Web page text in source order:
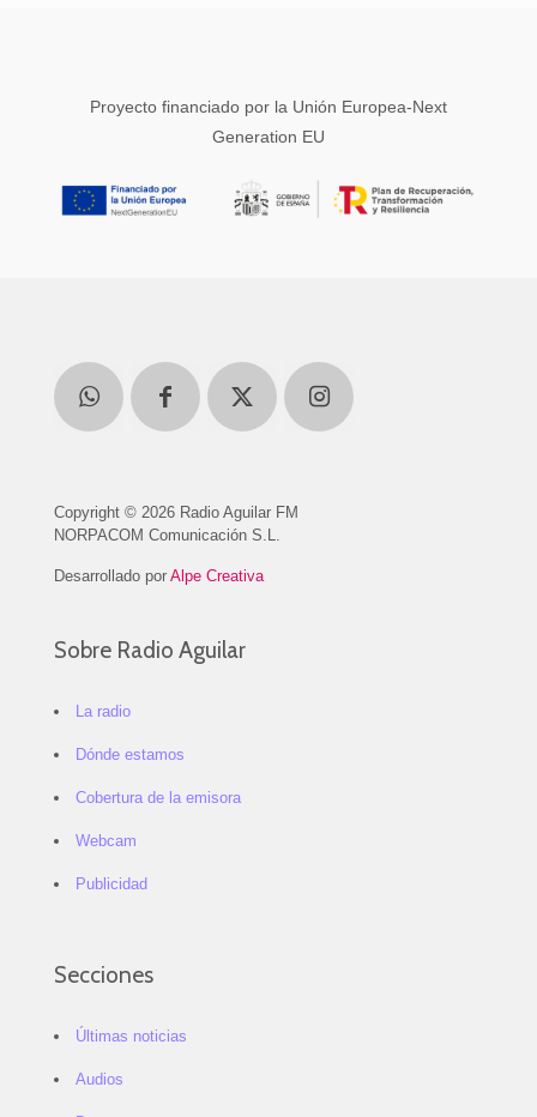
Proyecto financiado por la Unión Europea-Next
Generation EU
Copyright © 2026 Radio Aguilar FM
NORPACOM Comunicación S.L.
Desarrollado por Alpe Creativa
Sobre Radio Aguilar
La radio
Dónde estamos
Cobertura de la emisora
Webcam
Publicidad
Secciones
Últimas noticias
Audios